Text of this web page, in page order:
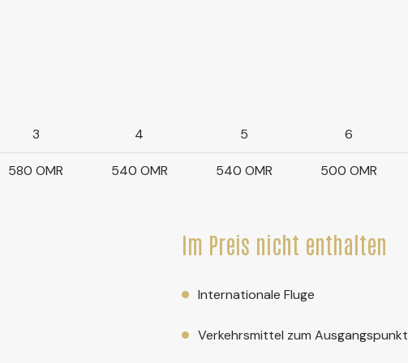
3 4 5 6
580 OMR 540 OMR 540 OMR 500 OMR
Im Preis nicht enthalten
Internationale Fluge
Verkehrsmittel zum Ausgangspunkt